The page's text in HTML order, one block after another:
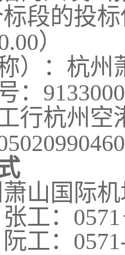
段的投
）
）：杭州
：
行杭州空
山国际
工： 0571
工：